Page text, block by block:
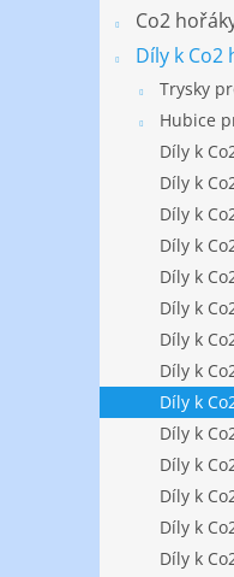
Co2
Díly k Co2
Trysky
Hubice
Díly k
Díly k
Díly k
Díly k
Díly k
Díly k
Díly k
Díly k
Díly k
Díly k
Díly k
Díly k
Díly k
Díly k